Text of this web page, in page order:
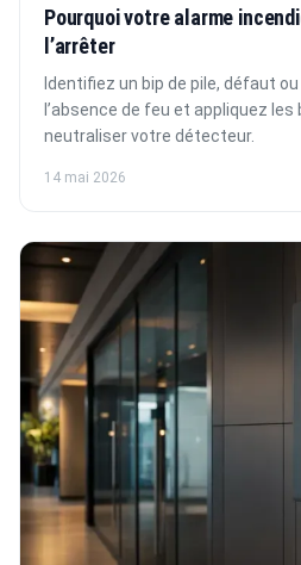
Pourquoi votre alarme
l’arrêter
Identifiez un bip de pile, défaut
l’absence de feu et appliquez
neutraliser votre détecteur.
14 mai 2026